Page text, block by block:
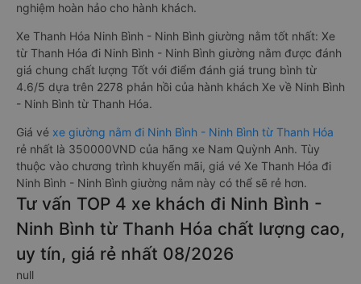
nghiệm hoàn hảo cho hành khách.
Xe Thanh Hóa Ninh Bình - Ninh Bình giường nằm tốt nhất: Xe
từ Thanh Hóa đi Ninh Bình - Ninh Bình giường nằm được đánh
giá chung chất lượng Tốt với điểm đánh giá trung bình từ
4.6/5 dựa trên 2278 phản hồi của hành khách Xe về Ninh Bình
- Ninh Bình từ Thanh Hóa.
Giá vé xe giường nằm đi Ninh Bình - Ninh Bình từ Thanh Hóa
rẻ nhất là 350000VND của hãng xe Nam Quỳnh Anh. Tùy
thuộc vào chương trình khuyến mãi, giá vé Xe Thanh Hóa đi
Ninh Bình - Ninh Bình giường nằm này có thể sẽ rẻ hơn.
Tư vấn TOP 4 xe khách đi Ninh Bình -
Ninh Bình từ Thanh Hóa chất lượng cao,
uy tín, giá rẻ nhất 08/2026
null